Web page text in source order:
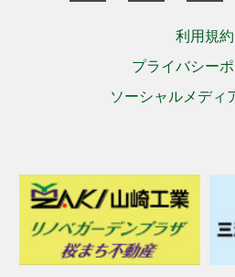
利用規約
プライバシー
ソーシャルメディ